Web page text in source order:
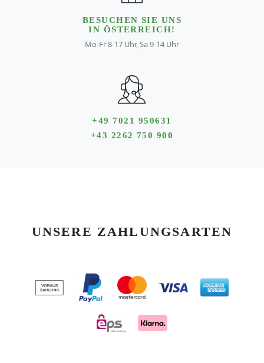
BESUCHEN SIE UNS
IN ÖSTERREICH!
Mo-Fr 8-17 Uhr, Sa 9-14 Uhr
+49 7021 950631
+43 2262 750 900
UNSERE ZAHLUNGSARTEN